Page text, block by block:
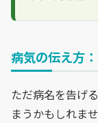
病気の伝え方
ただ病名を告げ
まうかもしれま